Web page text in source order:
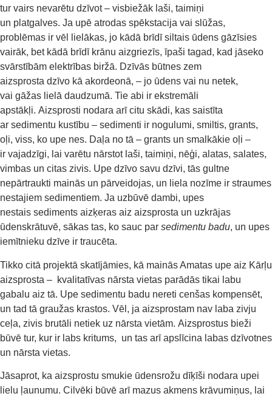
tur vairs nevarētu dzīvot – visbiežāk laši, taimiņi
un platgalves. Ja upē atrodas spēkstacija vai slūžas,
problēmas ir vēl lielākas, jo kādā brīdī siltais ūdens gāzīsies
vairāk, bet kādā brīdī krānu aizgriezīs, īpaši tagad, kad jāseko
svārstībām elektrības biržā. Dzīvās būtnes zem
aizsprosta dzīvo kā akordeonā, – jo ūdens vai nu netek,
vai gāžas lielā daudzumā. Tie abi ir ekstremāli
apstākļi. Aizsprosti nodara arī citu skādi, kas saistīta
ar sedimentu kustību – sedimenti ir nogulumi, smiltis, grants,
oļi, viss, ko upe nes. Daļa no tā – grants un smalkākie oļi –
ir vajadzīgi, lai varētu nārstot laši, taimiņi, nēģi, alatas, salates,
vimbas un citas zivis. Upe dzīvo savu dzīvi, tās gultne
nepārtraukti mainās un pārveidojas, un liela nozīme ir straumes
nestajiem sedimentiem. Ja uzbūvē dambi, upes
nestais sediments aizķeras aiz aizsprosta un uzkrājas
ūdenskrātuvē, sākas tas, ko sauc par sedimentu badu, un upes
iemītnieku dzīve ir traucēta.
Tikko citā projektā skatījāmies, kā mainās Amatas upe aiz Kārļu
aizsprosta – kvalitatīvas nārsta vietas parādās tikai labu
gabalu aiz tā. Upe sedimentu badu nereti cenšas kompensēt,
un tad tā graužas krastos. Vēl, ja aizsprostam nav laba zivju
ceļa, zivis brutāli netiek uz nārsta vietām. Aizsprostus bieži
būvē tur, kur ir labs kritums, un tas arī apslīcina labas dzīvotnes
un nārsta vietas.
Jāsaprot, ka aizsprostu smukie ūdensrožu dīķīši nodara upei
lielu ļaunumu. Cilvēki būvē arī mazus akmens krāvumiņus, lai